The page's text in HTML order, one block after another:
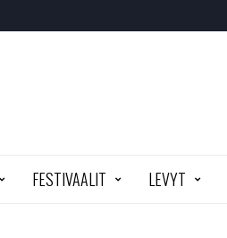
FESTIVAALIT LEVYT